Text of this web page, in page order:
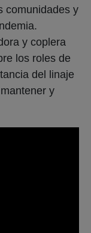
comunidades y
y coplera
los roles de
del linaje
y